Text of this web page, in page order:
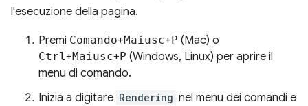
l'esecuzione della pagina.
Premi Comando+Maiusc+P (Mac) o
Ctrl +Maiusc+P (Windows, Linux) per aprire il
menu di comando.
Inizia a digitare Rendering nel menu dei comandi e